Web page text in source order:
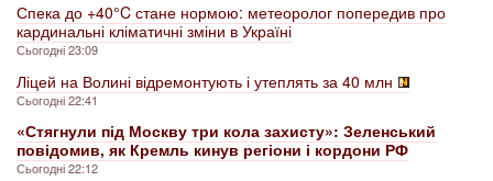
Спека до +40°C стане нормою: метеоролог попередив про
кардинальні кліматичні зміни в Україні
Сьогодні 23:09
Ліцей на Волині відремонтують і утеплять за 40 млн
Сьогодні 22:41
«Стягнули під Москву три кола захисту»: Зеленський
повідомив, як Кремль кинув регіони і кордони РФ
Сьогодні 22:12